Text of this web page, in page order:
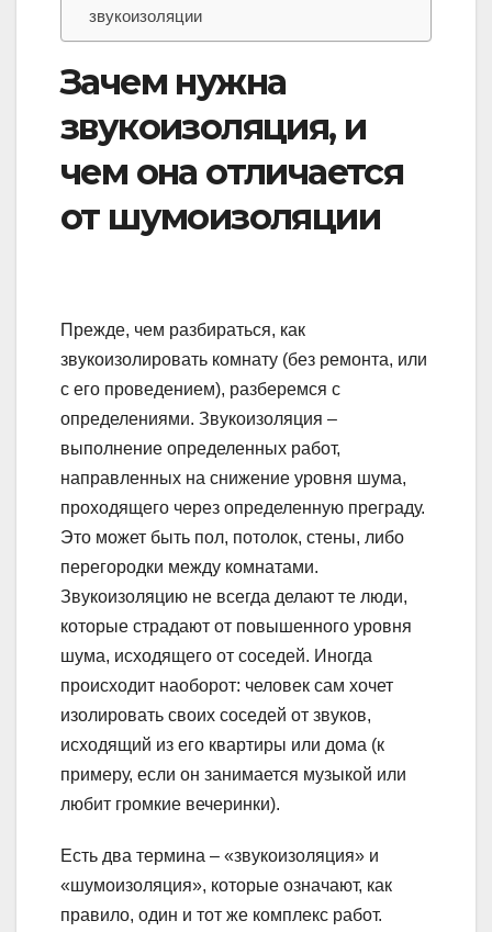
звукоизоляции
Зачем нужна
звукоизоляция, и
чем она отличается
от шумоизоляции
Прежде, чем разбираться, как
звукоизолировать комнату (без ремонта, или
с его проведением), разберемся с
определениями. Звукоизоляция –
выполнение определенных работ,
направленных на снижение уровня шума,
проходящего через определенную преграду.
Это может быть пол, потолок, стены, либо
перегородки между комнатами.
Звукоизоляцию не всегда делают те люди,
которые страдают от повышенного уровня
шума, исходящего от соседей. Иногда
происходит наоборот: человек сам хочет
изолировать своих соседей от звуков,
исходящий из его квартиры или дома (к
примеру, если он занимается музыкой или
любит громкие вечеринки).
Есть два термина – «звукоизоляция» и
«шумоизоляция», которые означают, как
правило, один и тот же комплекс работ.